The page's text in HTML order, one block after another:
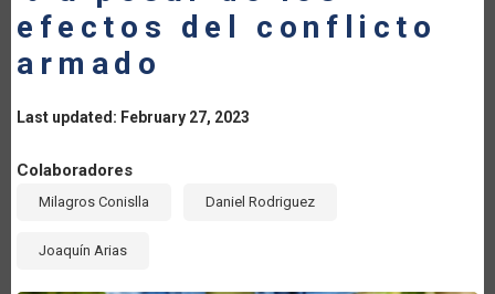
efectos del conflicto
armado
Last updated: February 27, 2023
Colaboradores
Milagros Conislla Daniel Rodriguez
Joaquín Arias